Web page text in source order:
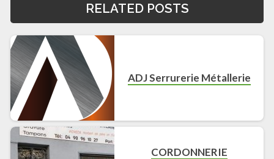
RELATED POSTS
ADJ Serrurerie Métallerie
CORDONNERIE